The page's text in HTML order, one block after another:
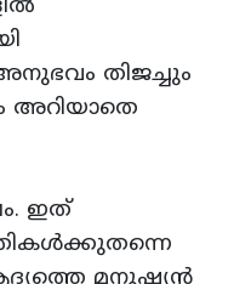
തിജച്ചും
അറിയാതെ
ഇത്‌